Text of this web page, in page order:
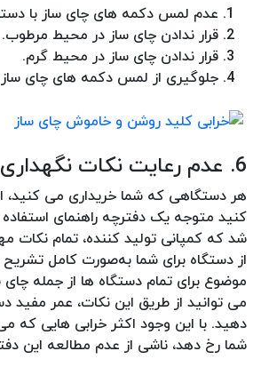
عدم لمس دکمه های چای ساز با
قرار ندادن چای ساز در محیط مرطوب.
قرار ندادن چای ساز در محیط گرم.
جلوگیری از لمس دکمه های چای
6. عدم رعایت نکات نگهداری
هر دستگاهی که شما خریداری می کنید،
کنید متوجه یک دفترچه راهنمای
شد که کمپانی تولید کننده، تمام نکات
از دستگاه برای شما به‌صورت کامل
موضوع برای تمام دستگاه ها از جمله
می توانید از طریق این نکات، عمر مفید
دهید. با این وجود اکثر خرابی هایی که
شما رخ دهد، ناشی از عدم مطالعه این